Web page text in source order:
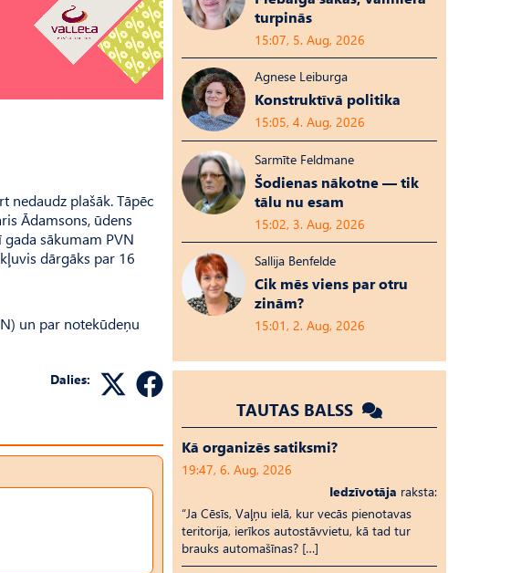
nedaudz plašāk. Tāpēc
Ādamsons, ūdens
sākumam PVN
dārgāks par 16
un par notekūdeņu
Dalies:
turpinās
15:07, 5. Aug, 2026
Agnese Leiburga
Konstruktīvā politika
15:05, 4. Aug, 2026
Sarmīte Feldmane
Šodienas nākotne — tik
tālu nu esam
15:02, 3. Aug, 2026
Sallija Benfelde
Cik mēs viens par otru
zinām?
15:01, 2. Aug, 2026
TAUTAS BALSS
Kā organizēs satiksmi?
19:47, 6. Aug, 2026
Iedzīvotāja raksta:
“Ja Cēsīs, Vaļņu ielā, kur vecās pienotavas
teritorija, ierīkos autostāvvietu, kā tad tur
brauks automašīnas? […]